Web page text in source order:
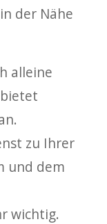
der Nähe
alleine
zu Ihrer
und dem
wichtig.